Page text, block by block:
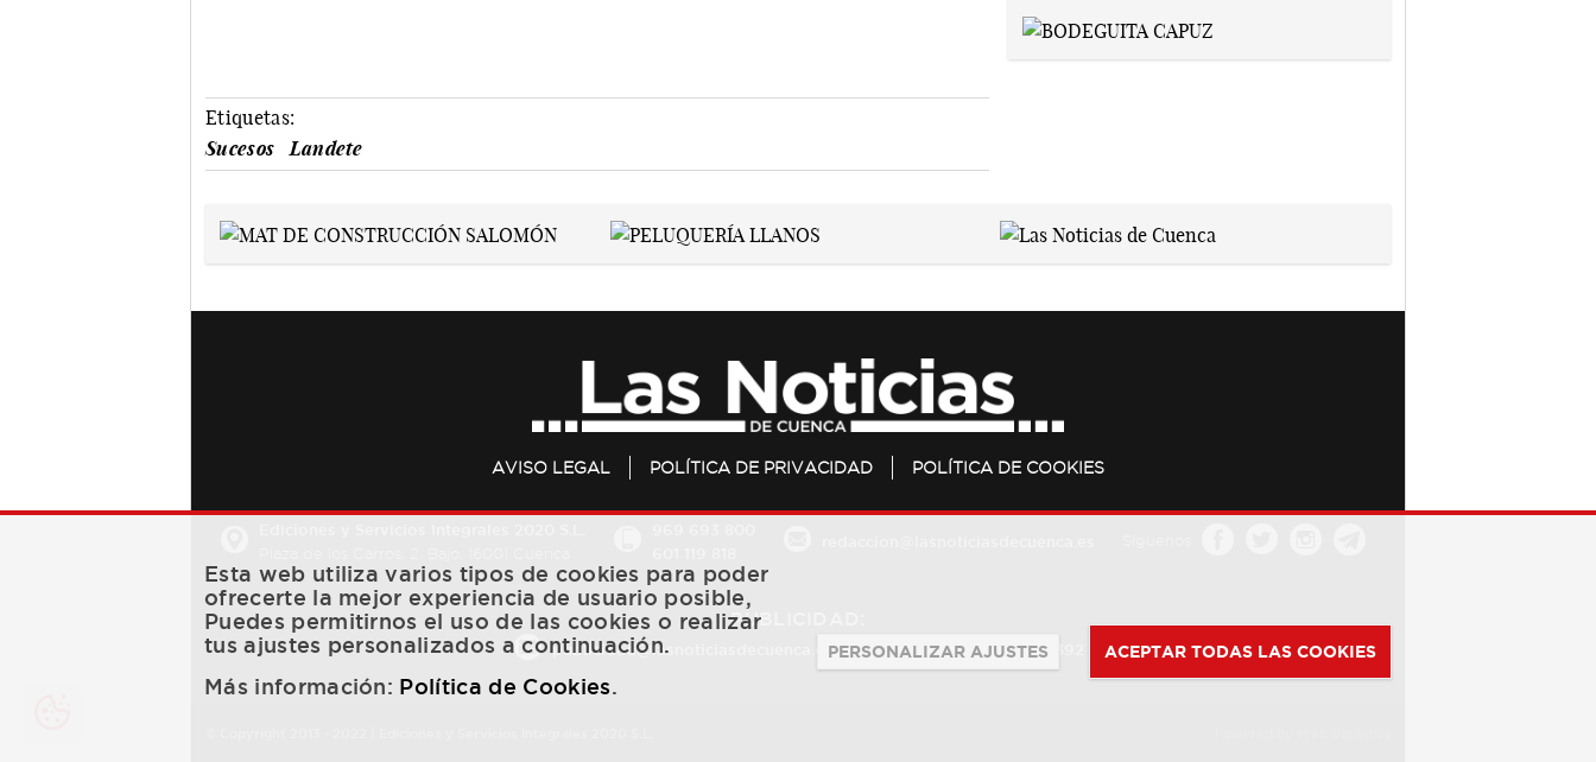
Etiquetas:
Sucesos
Landete
AVISO LEGAL POLÍTICA DE PRIVACIDAD POLÍTICA DE COOKIES
PUBLICIDAD:
publicidad@lasnoticiasdecuenca.es 684 126 573 / 670 726 392
Esta web utiliza varios tipos de cookies para poder
ofrecerte la mejor experiencia de usuario posible,
Puedes permitirnos el uso de las cookies o realizar
tus ajustes personalizados a continuación.
Más información: Política de Cookies.
PERSONALIZAR AJUSTES ACEPTAR TODAS LAS COOKIES